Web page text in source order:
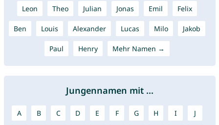
Leon Theo Julian Jonas Emil Felix
Ben Louis Alexander Lucas Milo Jakob
Paul Henry Mehr Namen →
Jungennamen mit ...
A B C D E F G H I J